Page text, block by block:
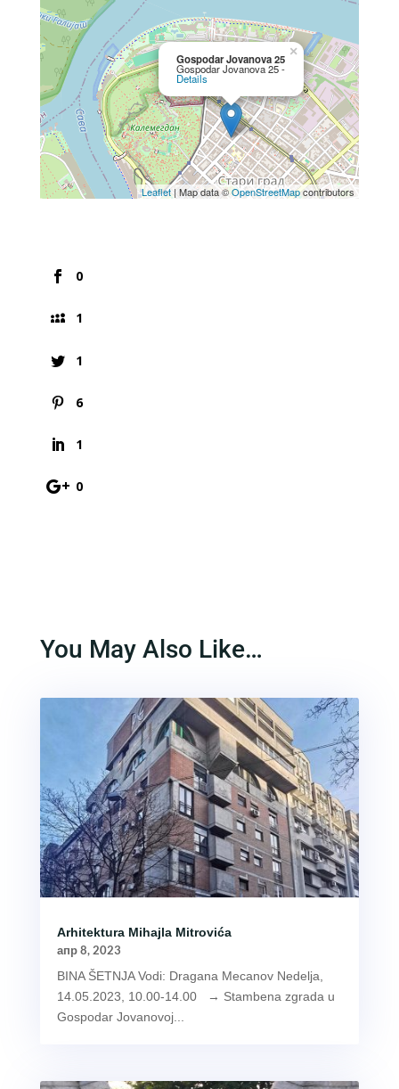
Gospodar Jovanova 25
Gospodar Jovanova 25 -
Details
×
Leaflet| Map data ©OpenStreetMapcontributors
0
1
1
6
1
0
You May Also Like…
Arhitektura Mihajla Mitrovića
апр 8, 2023
BINA ŠETNJA Vodi: Dragana Mecanov Nedelja,
14.05.2023, 10.00-14.00 → Stambena zgrada u
Gospodar Jovanovoj...